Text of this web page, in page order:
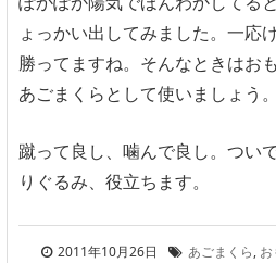
ょっかい出してみました。一応
勝ってますね。そんなときはお
あごまくらとして使いましょう
蹴って良し、噛んで良し。つい
りぐるみ、役立ちます。
2011年10月26日 あごまくら,